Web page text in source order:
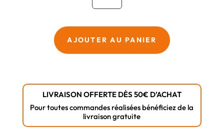
LOT
SERRURES
Atom
AJOUTER AU PANIER
LIVRAISON OFFERTE DÈS 50€ D’ACHAT
Pour toutes commandes réalisées bénéficiez de la
livraison gratuite